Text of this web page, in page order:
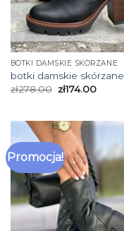
BOTKI DAMSKIE SKÓRZANE
botki damskie skórzane
zł278.00 zł174.00
Promocja!